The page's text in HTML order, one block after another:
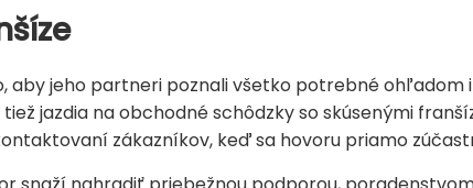
aby jeho partneri poznali všetko potrebné ohľadom
jazdia na obchodné schôdzky so skúsenými
zákazníkov, keď sa hovoru priamo